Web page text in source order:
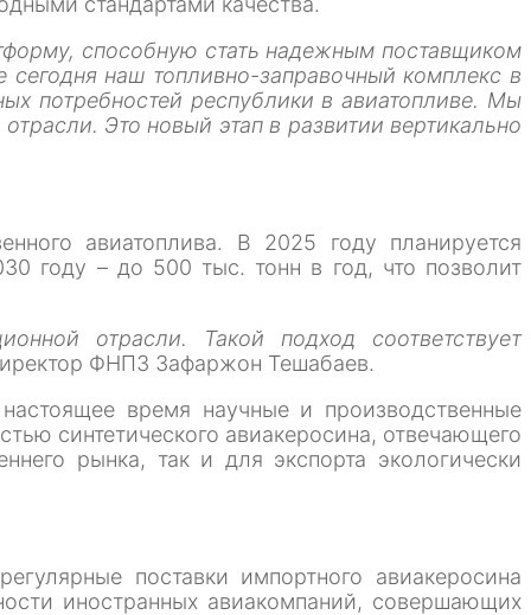
способную стать надежным поставщиком
наш топливно-заправочный комплекс в
потребностей республики в авиатопливе. Мы
Это новый этап в развитии вертикально
авиатоплива. В 2025 году планируется
году – до 500 тыс. тонн в год, что позволит
отрасли. Такой подход соответствует
ФНПЗ Зафаржон Тешабаев.
время научные и производственные
синтетического авиакеросина, отвечающего
рынка, так и для экспорта экологически
поставки импортного авиакеросина
иностранных авиакомпаний, совершающих